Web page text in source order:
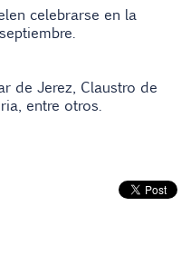
celebrarse en la
de Jerez, Claustro de
entre otros.